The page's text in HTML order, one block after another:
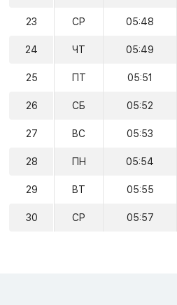
23 СР 05:48
24 ЧТ 05:49
25 ПТ 05:51
26 СБ 05:52
27 ВС 05:53
28 ПН 05:54
29 ВТ 05:55
30 СР 05:57